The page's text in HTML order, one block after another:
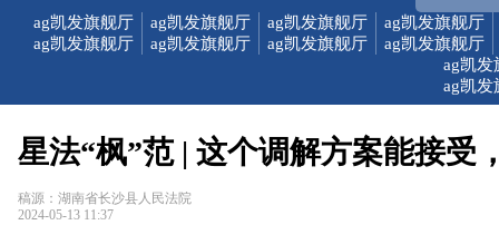
ag凯发旗舰厅
ag凯发旗舰厅
ag凯发旗舰厅
ag凯发旗舰厅
ag凯发旗舰厅
ag凯发旗舰厅
ag凯发旗舰厅
ag凯发旗舰厅
ag凯发
ag凯发
星法“枫”范 | 这个调解方案能接受
稿源：湖南省长沙县人民法院
2024-05-13 11:37